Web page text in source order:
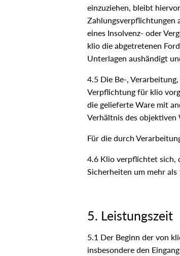
einzuziehen, bleibt
Zahlungsverpflichtungen
eines Insolvenz- oder
klio die abgetretenen
Unterlagen aushändigt
4.5 Die Be-,
Verpflichtung für klio
die gelieferte Ware mit
Verhältnis des objektiven
Für die durch
4.6 Klio verpflichtet sich,
Sicherheiten um mehr
5. Leistungszeit
5.1 Der Beginn der von
insbesondere den